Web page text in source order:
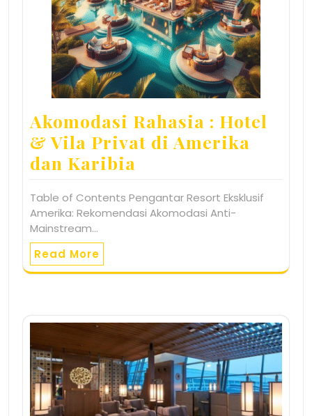
Akomodasi Rahasia : Hotel
& Vila Privat di Amerika
dan Karibia
Table of Contents Pengantar Resort Eksklusif
Amerika: Rekomendasi Akomodasi Anti-
Mainstream…
Read More